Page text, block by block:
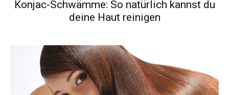
Konjac-Schwämme: So natürlich kannst du
deine Haut reinigen